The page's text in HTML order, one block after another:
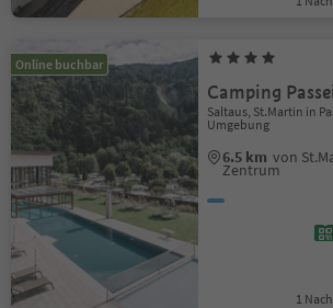
Online buchbar
Camping
Saltaus, St.Martin in
Umgebung
6.5 km von
Zentrum
1